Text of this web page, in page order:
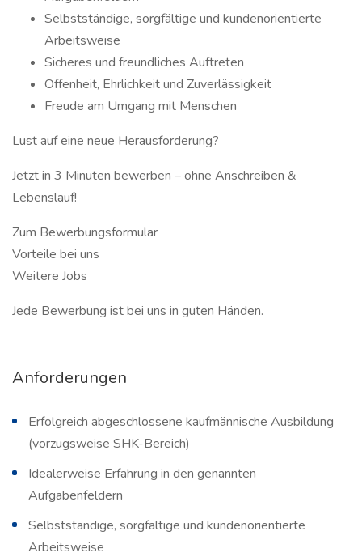
Selbstständige, sorgfältige und kundenorientierte
Arbeitsweise
Sicheres und freundliches Auftreten
Offenheit, Ehrlichkeit und Zuverlässigkeit
Freude am Umgang mit Menschen
Lust auf eine neue Herausforderung?
Jetzt in 3 Minuten bewerben – ohne Anschreiben &
Lebenslauf!
Zum Bewerbungsformular
Vorteile bei uns
Weitere Jobs
Jede Bewerbung ist bei uns in guten Händen.
Anforderungen
Erfolgreich abgeschlossene kaufmännische Ausbildung
(vorzugsweise SHK-Bereich)
Idealerweise Erfahrung in den genannten
Aufgabenfeldern
Selbstständige, sorgfältige und kundenorientierte
Arbeitsweise